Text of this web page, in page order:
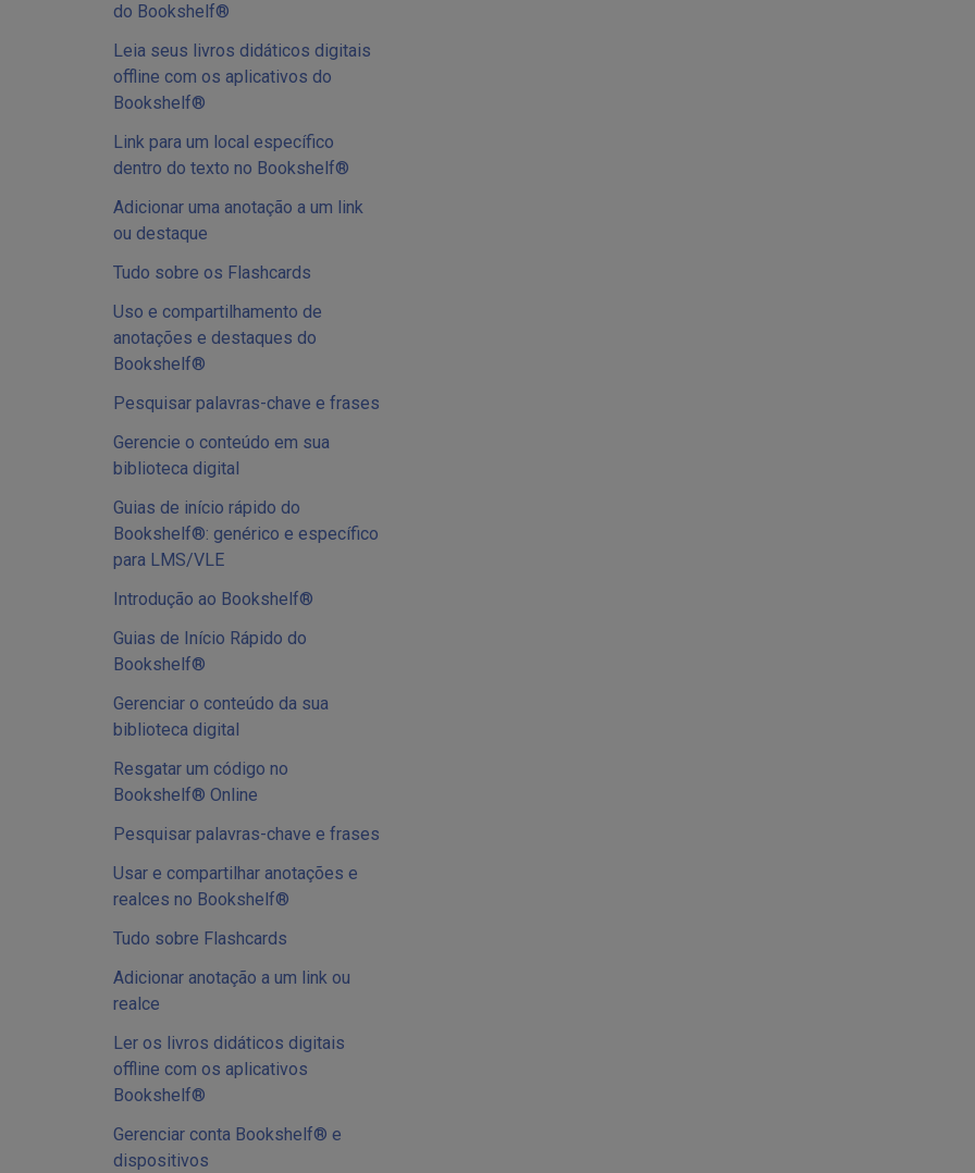
do Bookshelf®
Leia seus livros didáticos digitais
offline com os aplicativos do
Bookshelf®
Link para um local específico
dentro do texto no Bookshelf®
Adicionar uma anotação a um link
ou destaque
Tudo sobre os Flashcards
Uso e compartilhamento de
anotações e destaques do
Bookshelf®
Pesquisar palavras-chave e frases
Gerencie o conteúdo em sua
biblioteca digital
Guias de início rápido do
Bookshelf®: genérico e específico
para LMS/VLE
Introdução ao Bookshelf®
Guias de Início Rápido do
Bookshelf®
Gerenciar o conteúdo da sua
biblioteca digital
Resgatar um código no
Bookshelf® Online
Pesquisar palavras-chave e frases
Usar e compartilhar anotações e
realces no Bookshelf®
Tudo sobre Flashcards
Adicionar anotação a um link ou
realce
Ler os livros didáticos digitais
offline com os aplicativos
Bookshelf®
Gerenciar conta Bookshelf® e
dispositivos